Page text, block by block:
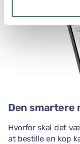
Den smartere
Hvorfor skal det
at bestille en kop